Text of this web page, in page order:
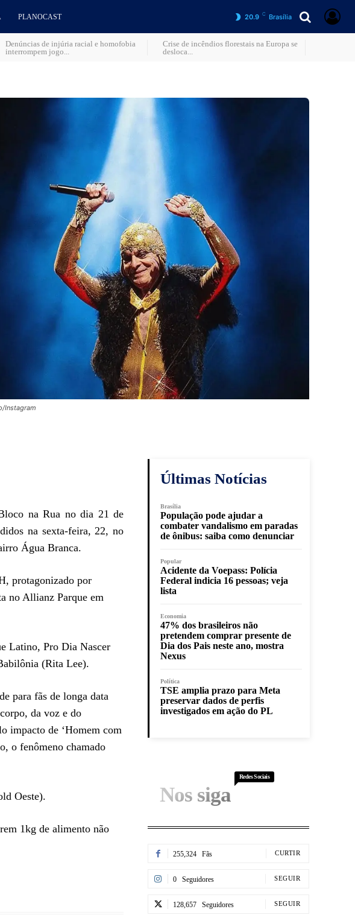
PLANOCAST 20.9 C Brasília
Denúncias de injúria racial e homofobia
interrompem jogo...
Crise de incêndios florestais na Europa se
desloca...
Instagram
na Rua no dia 21 de
na sexta-feira, 22, no
Água Branca.
protagonizado por
no Allianz Parque em
Latino, Pro Dia Nascer
(Rita Lee).
para fãs de longa data
da voz e do
impacto de ‘Homem com
o fenômeno chamado
Oeste).
1kg de alimento não
Últimas Notícias
Brasília
População pode ajudar a
combater vandalismo em paradas
de ônibus: saiba como denunciar
Popular
Acidente da Voepass: Polícia
Federal indicia 16 pessoas; veja
lista
Economia
47% dos brasileiros não
pretendem comprar presente de
Dia dos Pais neste ano, mostra
Nexus
Política
TSE amplia prazo para Meta
preservar dados de perfis
investigados em ação do PL
Nos siga
Redes Sociais
255,324 Fãs CURTIR
0 Seguidores SEGUIR
128,657 Seguidores SEGUIR